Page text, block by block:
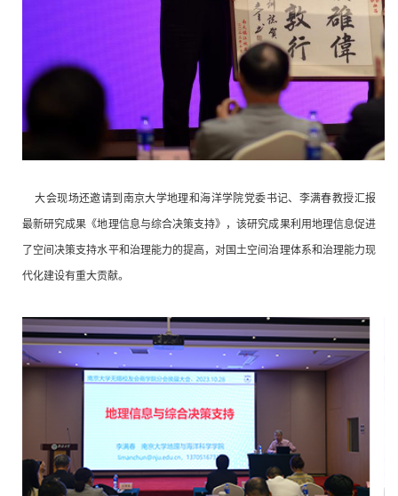
大会现场还邀请到南京大学地理和海洋学院党委书记、李满春教授汇报
最新研究成果《地理信息与综合决策支持》，该研究成果利用地理信息促进
了空间决策支持水平和治理能力的提高，对国土空间治理体系和治理能力现
代化建设有重大贡献。